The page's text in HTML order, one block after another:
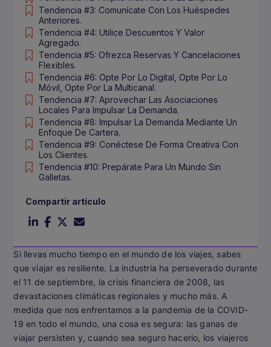
Si llevas mucho tiempo en el mundo de los viajes, sabes
que viajar es resiliente. La industria ha perseverado durante
el 11 de septiembre, la crisis financiera de 2008, las
devastaciones climáticas regionales y mucho más. A
medida que nos enfrentamos a la pandemia de la COVID-
19 en todo el mundo, una cosa es segura: las ganas de
viajar persisten y, cuando sea seguro hacerlo, los viajeros
Tendencia #3: Comunícate Con Los Huéspedes
Anteriores.
Tendencia #4: Utilice Descuentos Y Valor
Agregado.
Tendencia #5: Ofrezca Reservas Y Cancelaciones
Flexibles.
Tendencia #6: Opte Por Lo Digital, Opte Por Lo
Móvil, Opte Por La Multicanal.
Tendencia #7: Aprovechar Las Asociaciones
Locales Para Impulsar La Demanda.
Tendencia #8: Impulsar La Demanda Mediante Un
Enfoque De Cartera.
Tendencia #9: Conéctese De Forma Creativa Con
Los Clientes.
Tendencia #10: Prepárate Para Un Mundo Sin
Galletas.
Compartir artículo